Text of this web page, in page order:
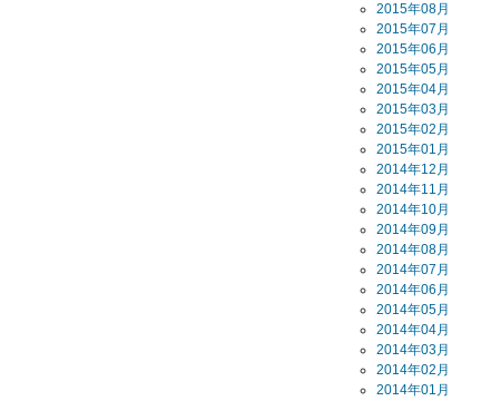
2015年08月
2015年07月
2015年06月
2015年05月
2015年04月
2015年03月
2015年02月
2015年01月
2014年12月
2014年11月
2014年10月
2014年09月
2014年08月
2014年07月
2014年06月
2014年05月
2014年04月
2014年03月
2014年02月
2014年01月